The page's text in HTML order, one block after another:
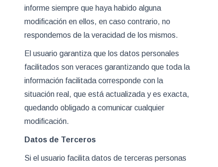
informe siempre que haya habido alguna
modificación en ellos, en caso contrario, no
respondemos de la veracidad de los mismos.
El usuario garantiza que los datos personales
facilitados son veraces garantizando que toda la
información facilitada corresponde con la
situación real, que está actualizada y es exacta,
quedando obligado a comunicar cualquier
modificación.
Datos de Terceros
Si el usuario facilita datos de terceras personas